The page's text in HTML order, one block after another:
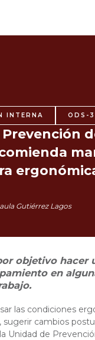
INTERNA ODS-3
Gutiérrez Lagos
objetivo hacer
en
las condiciones
sugerir cambios
Unidad de